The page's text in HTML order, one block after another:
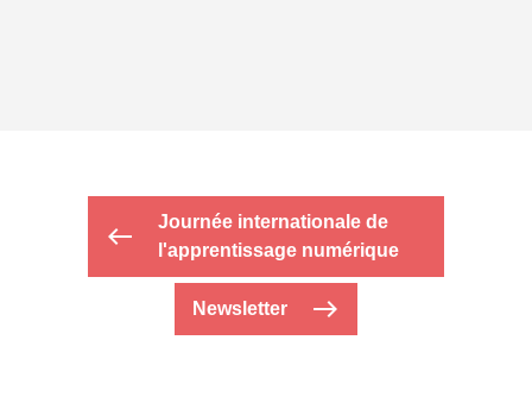
west
Journée internationale de
l'apprentissage numérique
Newsletter east